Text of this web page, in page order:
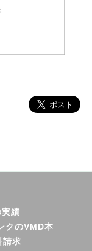
績
クのVMD本
請求